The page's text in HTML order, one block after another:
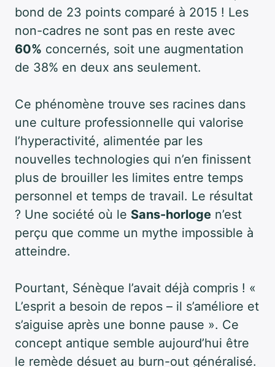
bond de 23 points comparé à 2015 ! Les
non-cadres ne sont pas en reste avec
60% concernés, soit une augmentation
de 38% en deux ans seulement.
Ce phénomène trouve ses racines dans
une culture professionnelle qui valorise
l’hyperactivité, alimentée par les
nouvelles technologies qui n’en finissent
plus de brouiller les limites entre temps
personnel et temps de travail. Le résultat
? Une société où le Sans-horloge n’est
perçu que comme un mythe impossible à
atteindre.
Pourtant, Sénèque l’avait déjà compris ! «
L’esprit a besoin de repos – il s’améliore et
s’aiguise après une bonne pause ». Ce
concept antique semble aujourd’hui être
le remède désuet au burn-out généralisé.